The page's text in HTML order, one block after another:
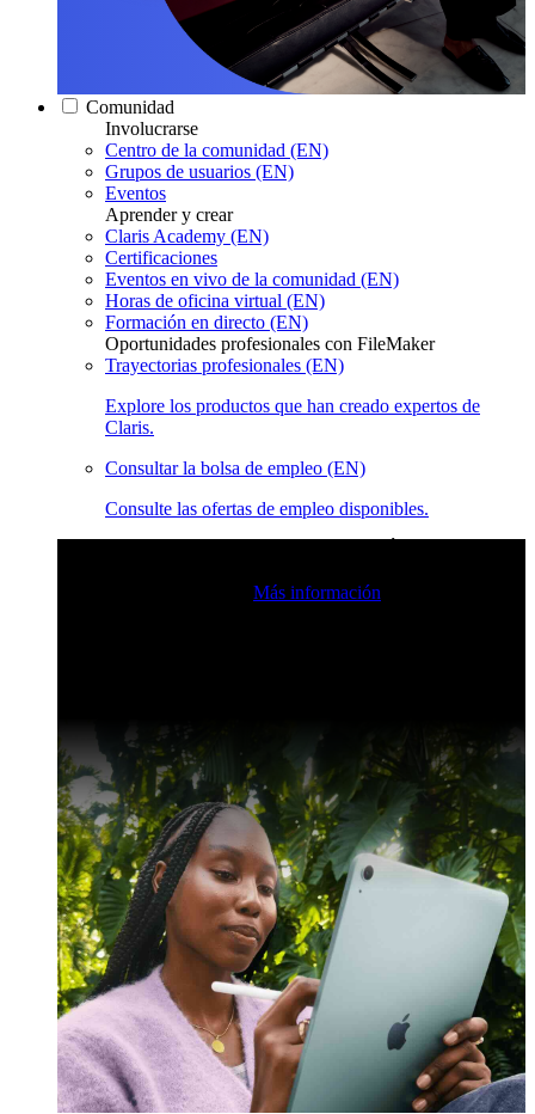
Comunidad
Involucrarse
Centro de la comunidad (EN)
Grupos de usuarios (EN)
Eventos
Aprender y crear
Claris Academy (EN)
Certificaciones
Eventos en vivo de la comunidad (EN)
Horas de oficina virtual (EN)
Formación en directo (EN)
Oportunidades profesionales con FileMaker
Trayectorias profesionales (EN)
Explore los productos que han creado expertos de
Claris.
Consultar la bolsa de empleo (EN)
Consulte las ofertas de empleo disponibles.
Más información